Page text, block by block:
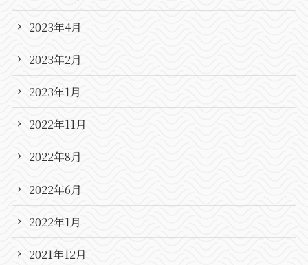
2023年4月
2023年2月
2023年1月
2022年11月
2022年8月
2022年6月
2022年1月
2021年12月